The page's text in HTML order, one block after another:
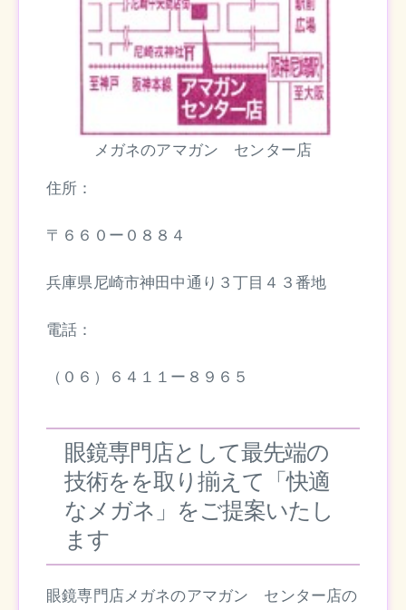
メガネのアマガン センター店
住所：
〒６６０ー０８８４
兵庫県尼崎市神田中通り３丁目４３番地
電話：
（０６）６４１１ー８９６５
眼鏡専門店として最先端の
技術をを取り揃えて「快適
なメガネ」をご提案いたし
ます
眼鏡専門店メガネのアマガン センター店の